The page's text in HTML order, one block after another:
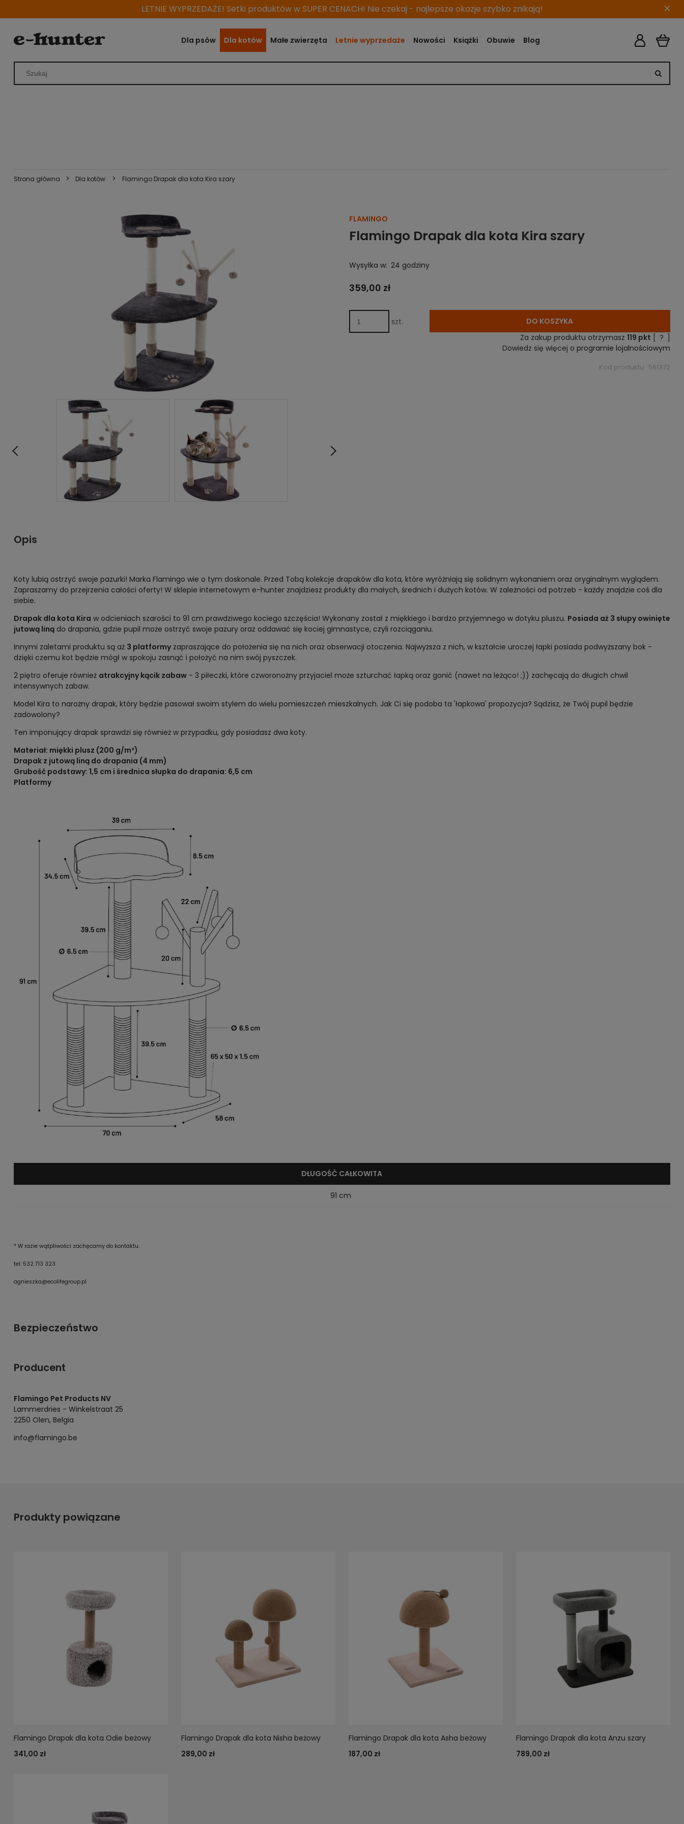
LETNIE WYPRZEDAŻE! Setki produktów w SUPER CENACH! Nie czekaj - najlepsze okazje szybko znikają! ×
Dla psów Dla kotów Małe zwierzęta Letnie wyprzedaże Nowości Książki Obuwie Blog
Strona główna > Dla kotów > Flamingo Drapak dla kota Kira szary
FLAMINGO
Flamingo Drapak dla kota Kira szary
Wysyłka w: 24 godziny
359,00 zł
szt.
DO KOSZYKA
Za zakup produktu otrzymasz119 pkt ?
Dowiedz się więcej oprogramie lojalnościowym
Kod produktu: 561372
Opis
Koty lubią ostrzyć swoje pazurki! Marka Flamingo wie o tym doskonale. Przed Tobą kolekcje drapaków dla kota, które wyróżniają się solidnym wykonaniem oraz oryginalnym wyglądem.
Zapraszamy do przejrzenia całości oferty! W sklepie internetowym e-hunter znajdziesz produkty dla małych, średnich i dużych kotów. W zależności od potrzeb - każdy znajdzie coś dla
siebie.
Drapak dla kota Kira w odcieniach szarości to 91 cm prawdziwego kociego szczęścia! Wykonany został z miękkiego i bardzo przyjemnego w dotyku pluszu. Posiada aż 3 słupy owinięte
jutową linądo drapania, gdzie pupil może ostrzyć swoje pazury oraz oddawać się kociej gimnastyce, czyli rozciąganiu.
Innymi zaletami produktu są aż 3 platformyzapraszające do położenia się na nich oraz obserwacji otoczenia. Najwyższa z nich, w kształcie uroczej łapki posiada podwyższany bok -
dzięki czemu kot będzie mógł w spokoju zasnąć i położyć na nim swój pyszczek.
2 piętro oferuje również atrakcyjny kącik zabaw- 3 piłeczki, które czworonożny przyjaciel może szturchać łapką oraz gonić (nawet na leżąco! ;)) zachęcają do długich chwil
intensywnych zabaw.
Model Kira to narożny drapak, który będzie pasował swoim stylem do wielu pomieszczeń mieszkalnych. Jak Ci się podoba ta 'łapkowa' propozycja? Sądzisz, że Twój pupil będzie
zadowolony?
Ten imponujący drapak sprawdzi się również w przypadku, gdy posiadasz dwa koty.
Materiał: miękki plusz (200 g/m²)
Drapak z jutową liną do drapania (4 mm)
Grubość podstawy: 1,5 cm i średnica słupka do drapania: 6,5 cm
Platformy
DŁUGOŚĆ CAŁKOWITA
91 cm
* W razie wątpliwości zachęcamy do kontaktu.
tel: 532 713 323
agnieszka@ecolifegroup.pl
Bezpieczeństwo
Producent
Flamingo Pet Products NV
Lammerdries - Winkelstraat 25
2250 Olen, Belgia
info@flamingo.be
Produkty powiązane
Flamingo Drapak dla kota Odie beżowy
341,00 zł
Flamingo Drapak dla kota Nisha beżowy
289,00 zł
Flamingo Drapak dla kota Asha beżowy
187,00 zł
Flamingo Drapak dla kota Anzu szary
789,00 zł